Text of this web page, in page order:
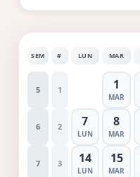
SEM # LUN MAR
5 1 1
MAR
6 2 7
LUN
8
MAR
7 3 14
LUN
15
MAR